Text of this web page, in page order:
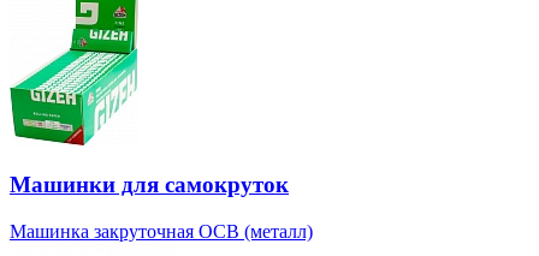
Машинки для самокруток
Машинка закруточная OCB (металл)